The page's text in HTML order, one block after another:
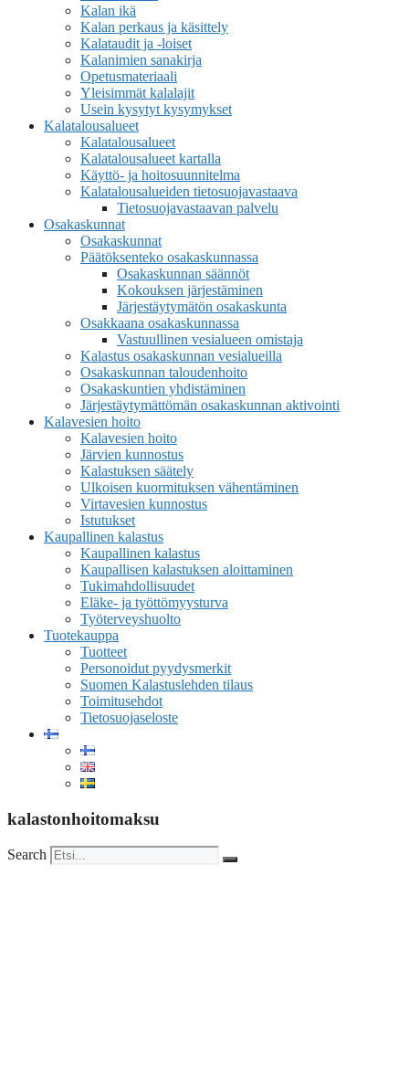
Kalan ikä
Kalan perkaus ja käsittely
Kalataudit ja -loiset
Kalanimien sanakirja
Opetusmateriaali
Yleisimmät kalalajit
Usein kysytyt kysymykset
Kalatalousalueet
Kalatalousalueet
Kalatalousalueet kartalla
Käyttö- ja hoitosuunnitelma
Kalatalousalueiden tietosuojavastaava
Tietosuojavastaavan palvelu
Osakaskunnat
Osakaskunnat
Päätöksenteko osakaskunnassa
Osakaskunnan säännöt
Kokouksen järjestäminen
Järjestäytymätön osakaskunta
Osakkaana osakaskunnassa
Vastuullinen vesialueen omistaja
Kalastus osakaskunnan vesialueilla
Osakaskunnan taloudenhoito
Osakaskuntien yhdistäminen
Järjestäytymättömän osakaskunnan aktivointi
Kalavesien hoito
Kalavesien hoito
Järvien kunnostus
Kalastuksen säätely
Ulkoisen kuormituksen vähentäminen
Virtavesien kunnostus
Istutukset
Kaupallinen kalastus
Kaupallinen kalastus
Kaupallisen kalastuksen aloittaminen
Tukimahdollisuudet
Eläke- ja työttömyysturva
Työterveyshuolto
Tuotekauppa
Tuotteet
Personoidut pyydysmerkit
Suomen Kalastuslehden tilaus
Toimitusehdot
Tietosuojaseloste
kalastonhoitomaksu
Search